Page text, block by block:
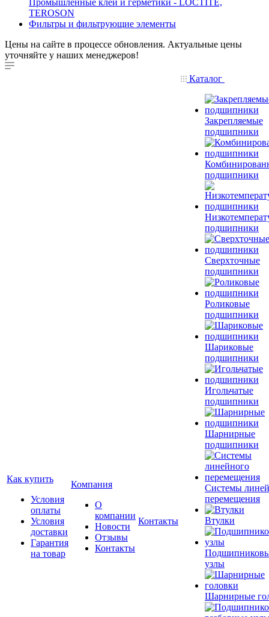
Промышленные клеи и герметики - LOCTITE,
TEROSON
Фильтры и фильтрующие элементы
Цены на сайте в процессе обновления. Актуальные цены
уточняйте у наших менеджеров!
Как купить
Условия
оплаты
Условия
доставки
Гарантия
на товар
Компания
О
компании
Новости
Отзывы
Контакты
Контакты
Каталог
Закрепляемые
подшипники
подшипники
подшипники
Сверхточные
подшипники
Роликовые
подшипники
Шариковые
подшипники
Игольчатые
подшипники
Шарнирные
подшипники
Системы
перемещения
Втулки
узлы
Шарнирные